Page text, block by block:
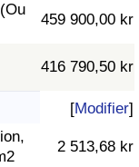
459 900,00 kr
416 790,50 kr
[Modifier]
2 513,68 kr